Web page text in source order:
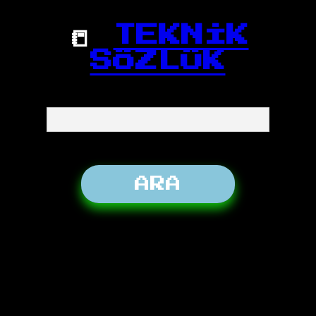
📒
TEKNİK
SÖZLÜK